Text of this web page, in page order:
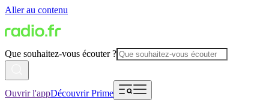
Aller au contenu
Que souhaitez-vous écouter ?
Ouvrir l'appDécouvrir Prime